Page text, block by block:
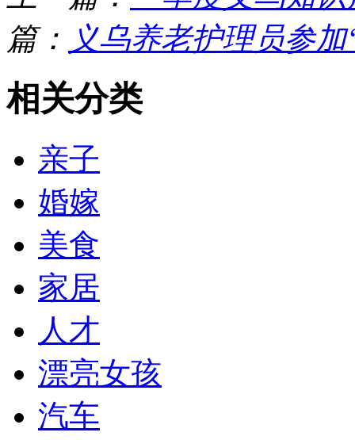
篇： 义乌养老护理员参
相关分类
亲子
婚嫁
美食
家居
人才
漂亮女孩
汽车